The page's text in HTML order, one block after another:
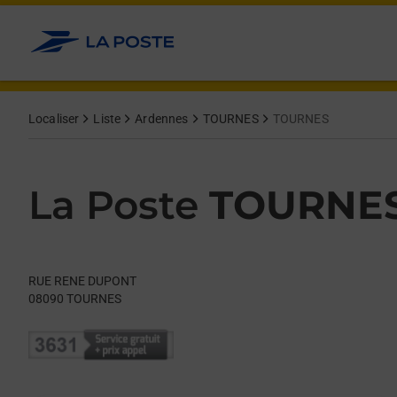
Allez au contenu
Localiser Liste Ardennes TOURNES TOURNES
La Poste
RUE RENE DUPONT
08090 TOURNES
Day of the WeekHours
Get directions to La Poste at RUE RENE DUPONT TOURNES,
lien s'ouvre dans un nouvel onglet